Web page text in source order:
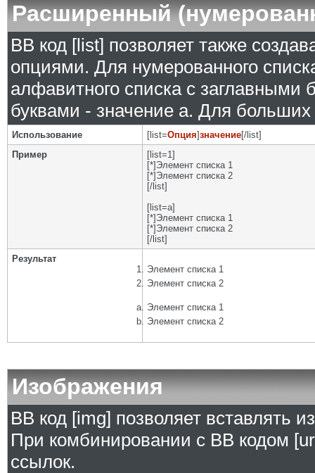
Расширенный
BB код [list] позволяет также
опциями. Для нумерованного
алфавитного списка с
буквами - значение а. Для
Использование [list=Опция]значение[/list]
Пример
[list=1]
[*]Элемент списка 1
[*]Элемент списка 2
[/list]
[list=a]
[*]Элемент списка 1
[*]Элемент списка 2
[/list]
Результат
Элемент списка 1
Элемент списка 2
Элемент списка 1
Элемент списка 2
Изображения
BB код [img] позволяет вставлять
При комбинировании с BB кодом
ссылок.